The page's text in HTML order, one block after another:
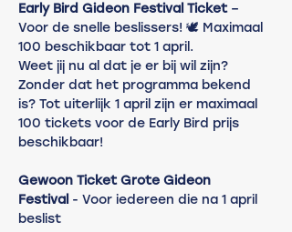
Early Bird Gideon Festival Ticket –
Voor de snelle beslissers! 🕊️ Maximaal
100 beschikbaar tot 1 april.
Weet jij nu al dat je er bij wil zijn?
Zonder dat het programma bekend
is? Tot uiterlijk 1 april zijn er maximaal
100 tickets voor de Early Bird prijs
beschikbaar!
Gewoon Ticket Grote Gideon
Festival - Voor iedereen die na 1 april
beslist